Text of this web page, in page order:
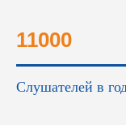
11000
Слушателей в